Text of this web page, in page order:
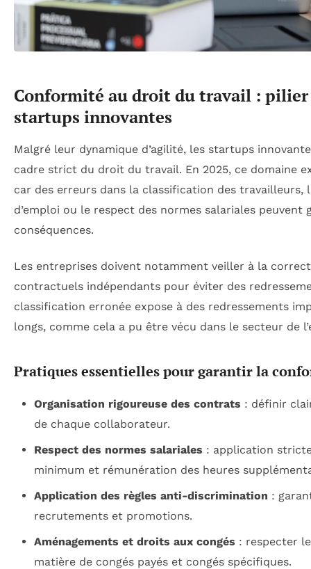
Conformité au droit du travail :
startups innovantes
Malgré leur dynamique d’agilité, les startups
cadre strict du droit du travail. En 2025, ce domaine
car des erreurs dans la classification des travailleurs,
d’emploi ou le respect des normes salariales peuvent
conséquences.
Les entreprises doivent notamment veiller à la
contractuels indépendants pour éviter des
classification erronée expose à des redressements
longs, comme cela a pu être vécu dans le secteur de
Pratiques essentielles pour garantir la
Organisation rigoureuse des contrats : définir
de chaque collaborateur.
Respect des normes salariales : application
minimum et rémunération des heures
Application des règles anti-discrimination :
recrutements et promotions.
Aménagements et droits aux congés : respecter
matière de congés payés et congés spécifiques.